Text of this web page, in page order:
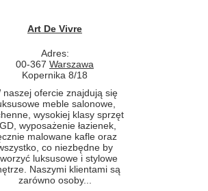
Art De Vivre
Adres:
00-367 Warszawa
Kopernika 8/18
naszej ofercie znajdują się
meble salonowe,
wysokiej klasy sprzęt
wyposażenie łazienek,
malowane kafle oraz
co niezbędne by
luksusowe i stylowe
Naszymi klientami są
zarówno osoby...